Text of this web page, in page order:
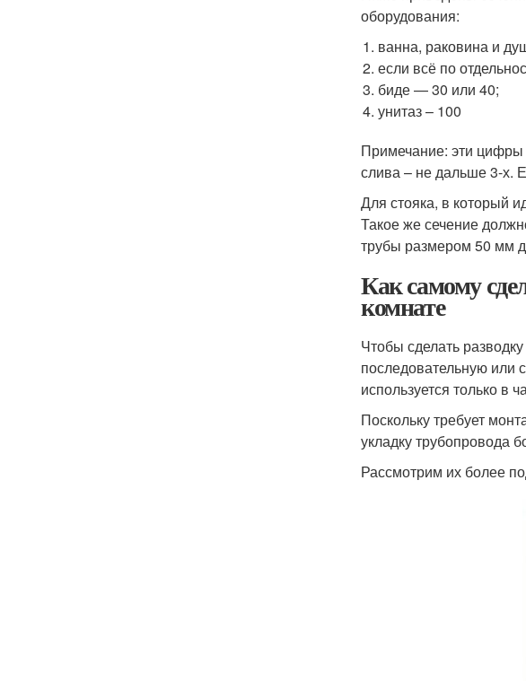
оборудования:
ванна, раковина и
если всё по
биде — 30 или 40;
унитаз – 100
Примечание: эти цифры
слива – не дальше 3-х.
Для стояка, в который
Такое же сечение
трубы размером 50 мм
Как самому
комнате
Чтобы сделать
последовательную или
используется только в
Поскольку требует
укладку трубопровода
Рассмотрим их более